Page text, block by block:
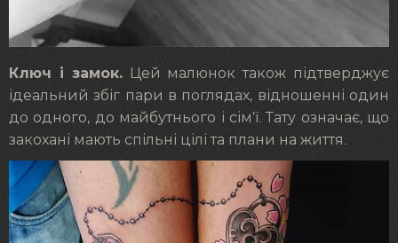
Ключ і замок.Цей малюнок також підтверджує
ідеальний збіг пари в поглядах, відношенні один
до одного, до майбутнього і сім’ї. Тату означає, що
закохані мають спільні цілі та плани на життя.